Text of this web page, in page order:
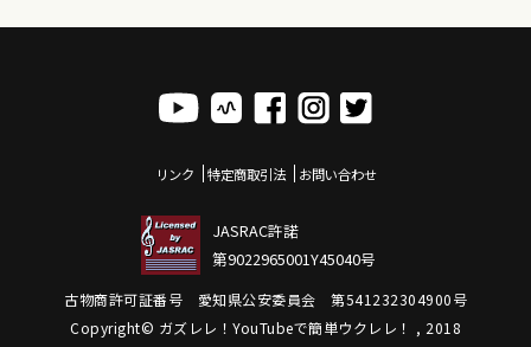
リンク 特定商取引法 お問い合わせ
JASRAC許諾
第9022965001Y45040号
古物商許可証番号 愛知県公安委員会 第541232304900号
Copyright© ガズレレ！YouTubeで簡単ウクレレ！ , 2018